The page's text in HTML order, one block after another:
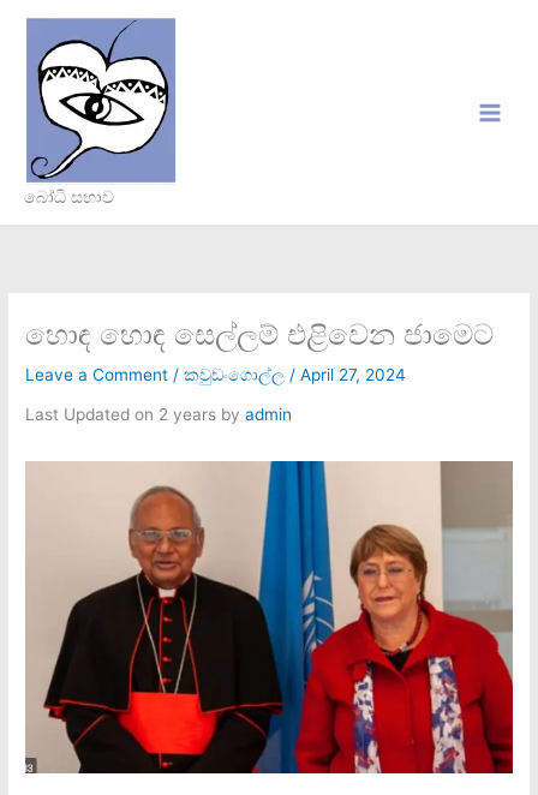
content
බෝධි සභාව
හොඳ හොඳ සෙල්ලම් එළිවෙන ජාමෙට
Leave a Comment /කවුඩංගොල්ල /April 27, 2024
Last Updated on 2 years byadmin